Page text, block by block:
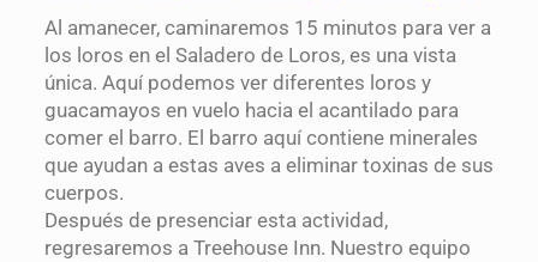
Al amanecer, caminaremos 15 minutos para ver a
los loros en el Saladero de Loros, es una vista
única. Aquí podemos ver diferentes loros y
guacamayos en vuelo hacia el acantilado para
comer el barro. El barro aquí contiene minerales
que ayudan a estas aves a eliminar toxinas de sus
cuerpos.
Después de presenciar esta actividad,
regresaremos a Treehouse Inn. Nuestro equipo